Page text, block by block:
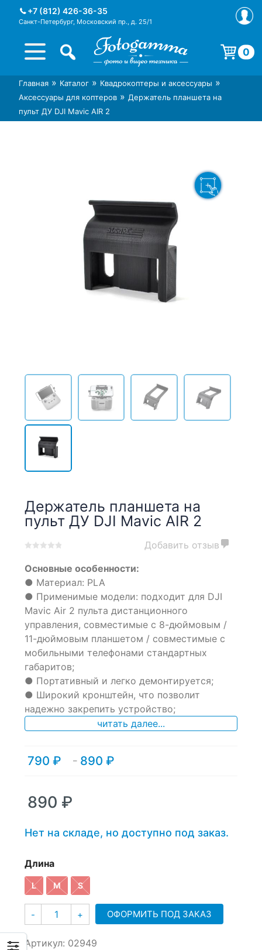
+7 (812) 426-36-35
Санкт-Петербург, Московский пр., д. 25/1
Интернет-магазин фототехники
Foto-Gamma в СПб
Магазин фотоаксессуаров foto-
gamma.ru
0
Корзина пуста.
Главная » Каталог » Квадрокоптеры и аксессуары »
Аксессуары для коптеров » Держатель планшета на
пульт ДУ DJI Mavic AIR 2
Держатель планшета на
пульт ДУ DJI Mavic AIR 2
out
of
on
customer
ratings
Добавить отзыв
Основные особенности:
● Материал: PLA
● Применимые модели: подходит для DJI
Mavic Air 2 пульта дистанционного
управления, совместимые с 8-дюймовым /
11-дюймовым планшетом / совместимые с
мобильными телефонами стандартных
габаритов;
● Портативный и легко демонтируется;
● Широкий кронштейн, что позволит
надежно закрепить устройство;
читать далее...
790 ₽ – 890 ₽
Диапазон
890 ₽
890 ₽
Нет на складе, но доступно под заказ.
Длина
L M S
- Количество
+ ОФОРМИТЬ ПОД ЗАКАЗ
Артикул: 02949